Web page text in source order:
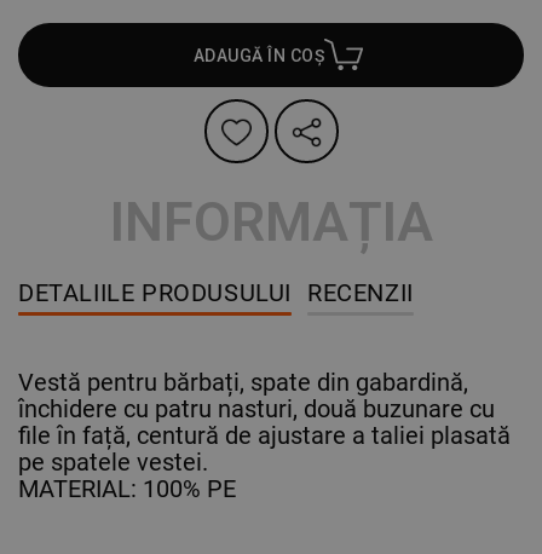
ADAUGĂ ÎN COȘ
INFORMAȚIA
DETALIILE PRODUSULUI RECENZII
Vestă pentru bărbați, spate din gabardină,
închidere cu patru nasturi, două buzunare cu
file în față, centură de ajustare a taliei plasată
pe spatele vestei.
MATERIAL: 100% PE